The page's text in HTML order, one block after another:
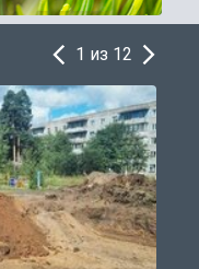
1 из 12